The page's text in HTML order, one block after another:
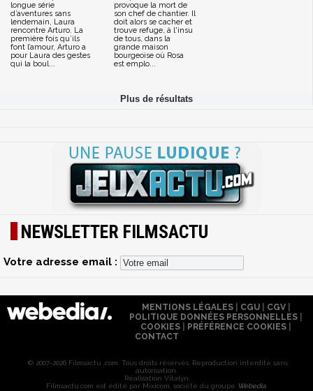
longue série
d’aventures sans
lendemain, Laura
rencontre Arturo. La
première fois qu’ils
font l’amour, Arturo a
pour Laura des gestes
qui la boul...
provoque la mort de
son chef de chantier. Il
doit alors se cacher et
trouve refuge, à l'insu
de tous, dans la
grande maison
bourgeoise où Rosa
est emplo...
NEWSLETTER FILMSACTU
Votre adresse email :
MENTIONS LÉGALES| CGU| CGV|
POLITIQUE DONNÉES PERSONNELLES
COOKIES
PRÉFÉRENCE COOKIES
CONTACT
© 2007-2026 Filmsactu .com. Tous droits réservés. Reproduction interdite sans
autorisation.
Réalisation Vitalyn
Filmsactu .com est édité par Mixicom, société du groupe Webedia.